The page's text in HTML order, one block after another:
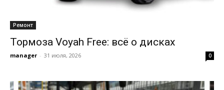
Ремонт
Тормоза Voyah Free: всё о дисках
manager - 31 июля, 2026 0